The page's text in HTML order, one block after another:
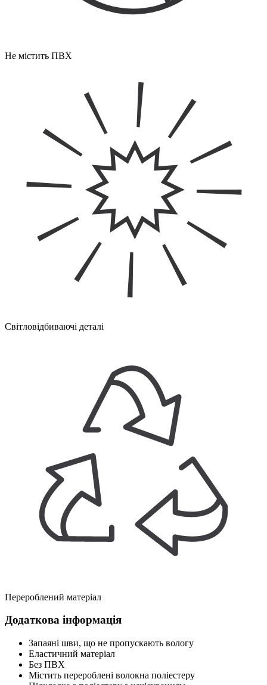
Не містить ПВХ
Світловідбиваючі деталі
Перероблений матеріал
Додаткова інформація
Запаяні шви, що не пропускають вологу
Еластичний матеріал
Без ПВХ
Містить перероблені волокна поліестеру